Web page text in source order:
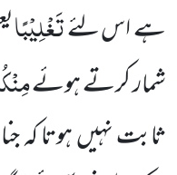
ہےاس لئےتَغْلِیْبًا
شمار کرتے ہوئے
ثابت نہیں ہوتا کہ